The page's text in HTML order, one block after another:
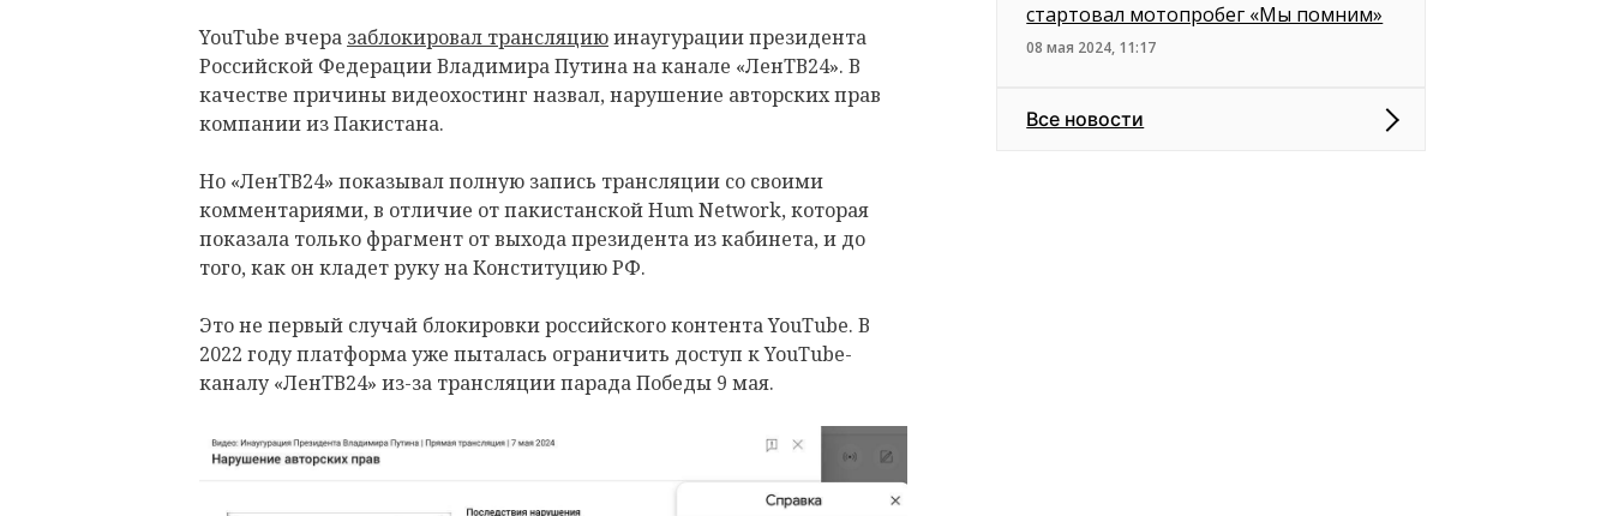
YouTube вчера заблокировал трансляциюинаугурации президента
Российской Федерации Владимира Путина на канале «ЛенТВ24». В
качестве причины видеохостинг назвал, нарушение авторских прав
компании из Пакистана.
Но «ЛенТВ24» показывал полную запись трансляции со своими
комментариями, в отличие от пакистанской Hum Network, которая
показала только фрагмент от выхода президента из кабинета, и до
того, как он кладет руку на Конституцию РФ.
Это не первый случай блокировки российского контента YouTube. В
2022 году платформа уже пыталась ограничить доступ к YouTube-
каналу «ЛенТВ24» из-за трансляции парада Победы 9 мая.
стартовал мотопробег «Мы помним»
08 мая 2024, 11:17
Все новости